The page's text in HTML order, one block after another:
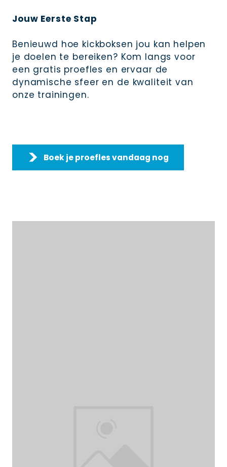
Jouw Eerste Stap
Benieuwd hoe kickboksen jou kan helpen
je doelen te bereiken? Kom langs voor
een gratis proefles en ervaar de
dynamische sfeer en de kwaliteit van
onze trainingen.
Boek je proefles vandaag nog